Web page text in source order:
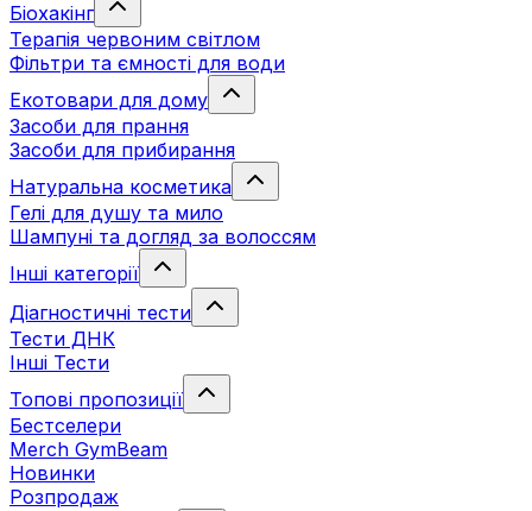
Біохакінг
Терапія червоним світлом
Фільтри та ємності для води
Екотовари для дому
Засоби для прання
Засоби для прибирання
Натуральна косметика
Гелі для душу та мило
Шампуні та догляд за волоссям
Інші категорії
Діагностичні тести
Тести ДНК
Інші Тести
Топові пропозиції
Бестселери
Merch GymBeam
Новинки
Розпродаж